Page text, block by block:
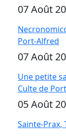
07 Août
Port-Alfred
07 Août
Une petite
Culte de
05 Août
Sainte-Prax,